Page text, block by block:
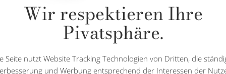
Wir respektieren Ihre
Pivatsphäre.
Seite nutzt Website Tracking Technologien von Dritten, die
und Werbung entsprechend der Interessen der